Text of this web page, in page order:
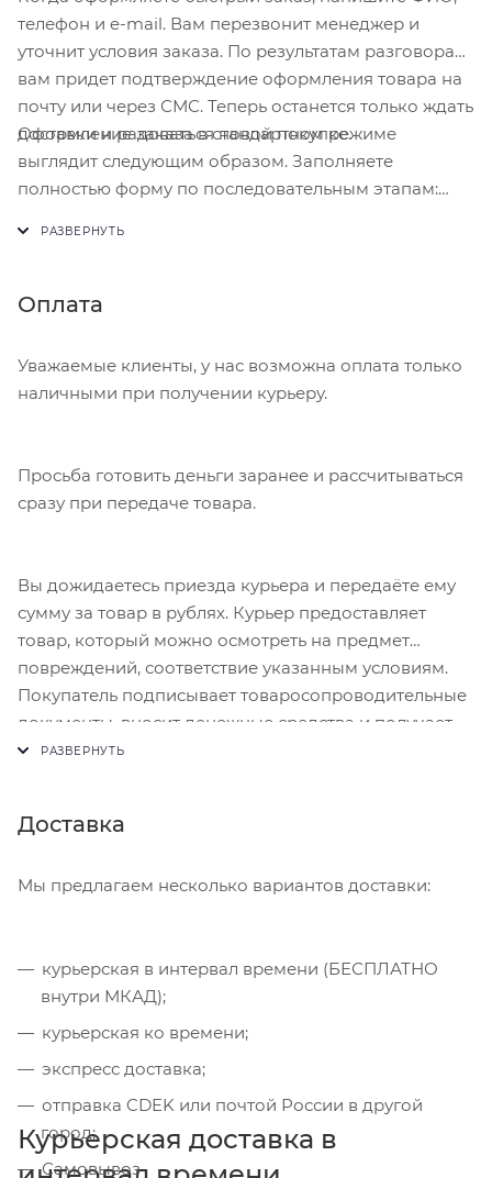
телефон и e-mail. Вам перезвонит менеджер и
уточнит условия заказа. По результатам разговора
вам придет подтверждение оформления товара на
почту или через СМС. Теперь останется только ждать
доставки и радоваться новой покупке.
Оформление заказа в стандартном режиме
выглядит следующим образом. Заполняете
полностью форму по последовательным этапам:
Нажмите кнопку «Оформить заказ».
Оплата
Уважаемые клиенты, у нас возможна оплата только
наличными при получении курьеру.
Просьба готовить деньги заранее и рассчитываться
сразу при передаче товара.
Вы дожидаетесь приезда курьера и передаёте ему
сумму за товар в рублях. Курьер предоставляет
товар, который можно осмотреть на предмет
повреждений, соответствие указанным условиям.
Покупатель подписывает товаросопроводительные
документы, вносит денежные средства и получает
чек.
Доставка
Мы предлагаем несколько вариантов доставки:
курьерская в интервал времени (БЕСПЛАТНО
внутри МКАД);
курьерская ко времени;
экспресс доставка;
отправка CDEK или почтой России в другой
город;
Самовывоз
Курьерская доставка в